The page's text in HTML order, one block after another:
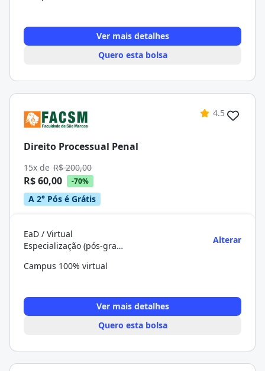
Ver mais detalhes
Quero esta bolsa
4.5
Direito Processual Penal
15x de R$ 200,00
R$ 60,00 -70%
A 2° Pós é Grátis
EaD / Virtual
Especialização (pós-graduação)
Alterar
Campus 100% virtual
Ver mais detalhes
Quero esta bolsa